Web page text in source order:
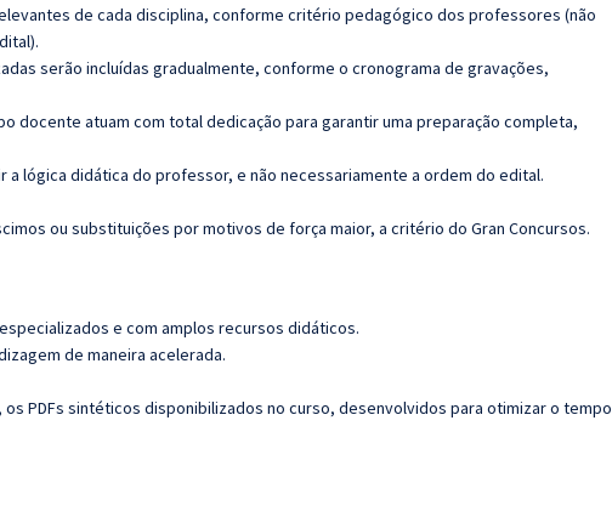
de cada disciplina, conforme critério pedagógico dos professores (não
serão incluídas gradualmente, conforme o cronograma de gravações,
docente atuam com total dedicação para garantir uma preparação completa,
a lógica didática do professor, e não necessariamente a ordem do edital.
ou substituições por motivos de força maior, a critério do Gran Concursos.
e com amplos recursos didáticos.
de maneira acelerada.
PDFs sintéticos disponibilizados no curso, desenvolvidos para otimizar o tempo